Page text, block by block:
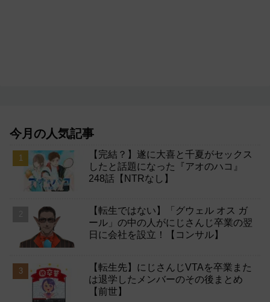
今月の人気記事
【完結？】遂に大喜と千夏がセックス
したと話題になった『アオのハコ』
248話【NTRなし】
【転生ではない】「グウェル オス ガ
ール」の中の人がにじさんじ卒業の翌
日に会社を設立！【コンサル】
【転生先】にじさんじVTAを卒業また
は退学したメンバーのその後まとめ
【前世】